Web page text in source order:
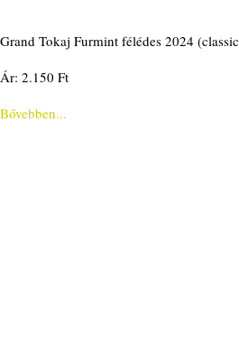
Grand Tokaj Furmint félédes 2024
Ár: 2.150 Ft
Bővebben...